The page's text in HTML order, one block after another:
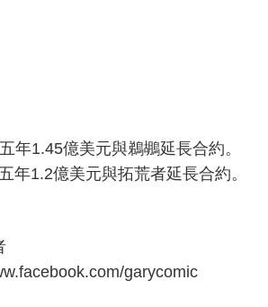
年1.45億美元與鵜鶘延長合約。
年1.2億美元與拓荒者延長合約。
garycomic